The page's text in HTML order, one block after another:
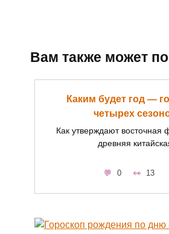
Вам также может
Каким будет год —
четырех
Как утверждают восточная
древняя
0 13